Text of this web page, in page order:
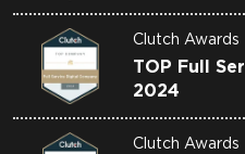
Clutch Awards
TOP Full
2024
Clutch Awards